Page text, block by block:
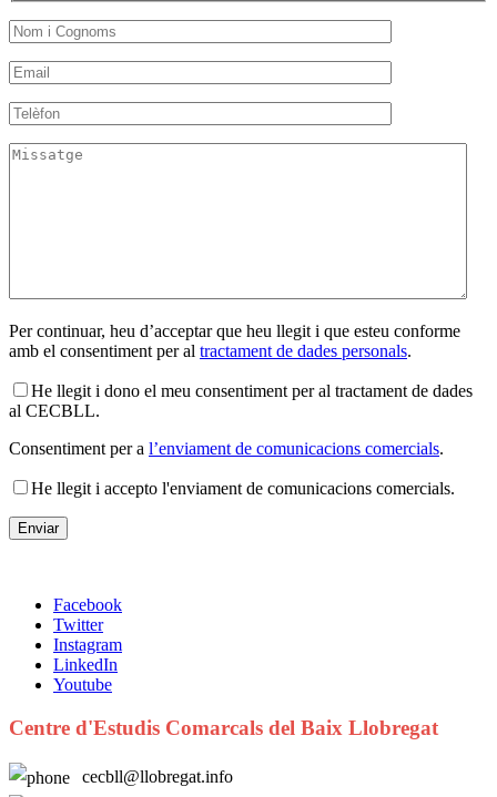
Per continuar, heu d’acceptar que heu llegit i que esteu conforme
amb el consentiment per al tractament de dades personals.
He llegit i dono el meu consentiment per al tractament de dades
al CECBLL.
Consentiment per a l’enviament de comunicacions comercials.
He llegit i accepto l'enviament de comunicacions comercials.
Facebook
Twitter
Instagram
LinkedIn
Youtube
Centre d'Estudis Comarcals del Baix Llobregat
cecbll@llobregat.info